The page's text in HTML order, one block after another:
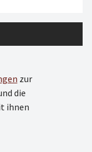
zur
die
ihnen